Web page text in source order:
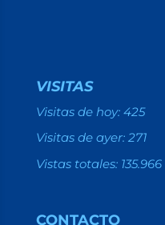
VISITAS
Visitas de hoy: 425
Visitas de ayer: 271
Vistas totales: 135.966
CONTACTO